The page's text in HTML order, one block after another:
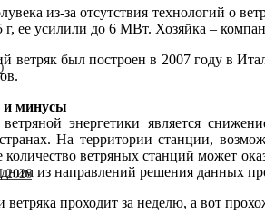
из-за отсутствия технологий о
ее усилили до 6 МВт. Хозяйка –
ветряк был построен в 2007 году в
минусы
энергетики является
На территории станции,
ветряных станций может
из направлений решения данных
ветряка проходит за неделю, а вот